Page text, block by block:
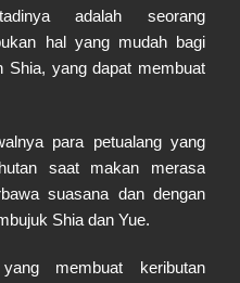
adalah seorang
hal yang mudah bagi
Shia, yang dapat membuat
para petualang yang
saat makan merasa
suasana dan dengan
Shia dan Yue.
membuat keributan